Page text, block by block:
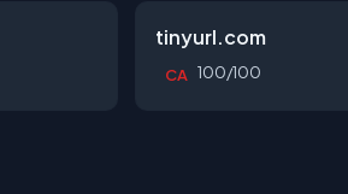
tinyurl.com
CA 100/100